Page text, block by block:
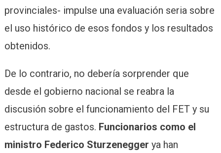
provinciales- impulse una evaluación seria sobre
el uso histórico de esos fondos y los resultados
obtenidos.
De lo contrario, no debería sorprender que
desde el gobierno nacional se reabra la
discusión sobre el funcionamiento del FET y su
estructura de gastos. Funcionarios como el
ministro Federico Sturzenegger ya han